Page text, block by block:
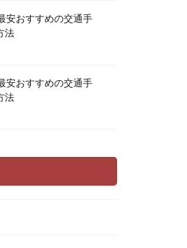
安おすすめの交通手
法
安おすすめの交通手
法